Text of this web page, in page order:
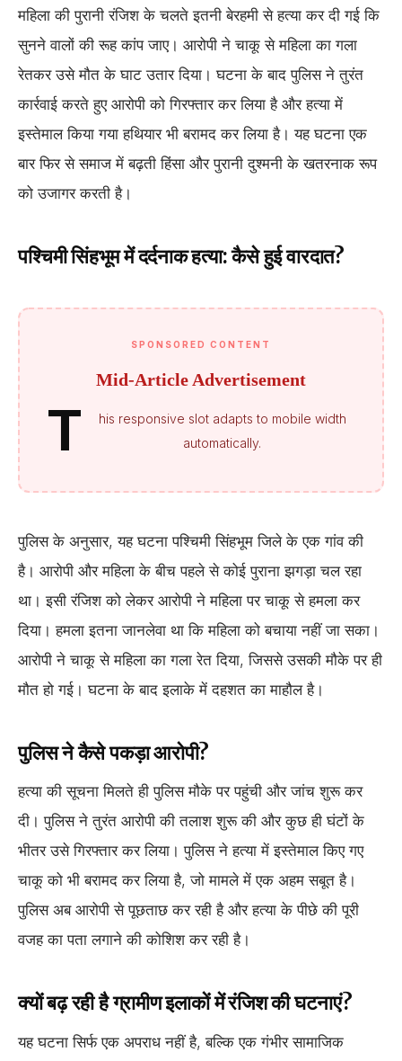
महिला की पुरानी रंजिश के चलते इतनी बेरहमी से हत्या कर दी गई कि
सुनने वालों की रूह कांप जाए। आरोपी ने चाकू से महिला का गला
रेतकर उसे मौत के घाट उतार दिया। घटना के बाद पुलिस ने तुरंत
कार्रवाई करते हुए आरोपी को गिरफ्तार कर लिया है और हत्या में
इस्तेमाल किया गया हथियार भी बरामद कर लिया है। यह घटना एक
बार फिर से समाज में बढ़ती हिंसा और पुरानी दुश्मनी के खतरनाक रूप
को उजागर करती है।
पश्चिमी सिंहभूम में दर्दनाक हत्या: कैसे हुई वारदात?
SPONSORED CONTENT
Mid-Article Advertisement
T
his responsive slot adapts to mobile width
automatically.
पुलिस के अनुसार, यह घटना पश्चिमी सिंहभूम जिले के एक गांव की
है। आरोपी और महिला के बीच पहले से कोई पुराना झगड़ा चल रहा
था। इसी रंजिश को लेकर आरोपी ने महिला पर चाकू से हमला कर
दिया। हमला इतना जानलेवा था कि महिला को बचाया नहीं जा सका।
आरोपी ने चाकू से महिला का गला रेत दिया, जिससे उसकी मौके पर ही
मौत हो गई। घटना के बाद इलाके में दहशत का माहौल है।
पुलिस ने कैसे पकड़ा आरोपी?
हत्या की सूचना मिलते ही पुलिस मौके पर पहुंची और जांच शुरू कर
दी। पुलिस ने तुरंत आरोपी की तलाश शुरू की और कुछ ही घंटों के
भीतर उसे गिरफ्तार कर लिया। पुलिस ने हत्या में इस्तेमाल किए गए
चाकू को भी बरामद कर लिया है, जो मामले में एक अहम सबूत है।
पुलिस अब आरोपी से पूछताछ कर रही है और हत्या के पीछे की पूरी
वजह का पता लगाने की कोशिश कर रही है।
क्यों बढ़ रही है ग्रामीण इलाकों में रंजिश की घटनाएं?
यह घटना सिर्फ एक अपराध नहीं है, बल्कि एक गंभीर सामाजिक